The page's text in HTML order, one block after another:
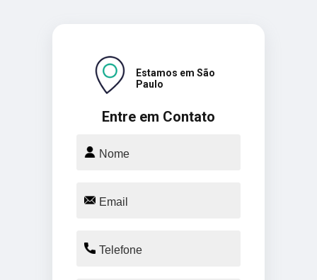
Entre em Contato
Estamos em São
Paulo